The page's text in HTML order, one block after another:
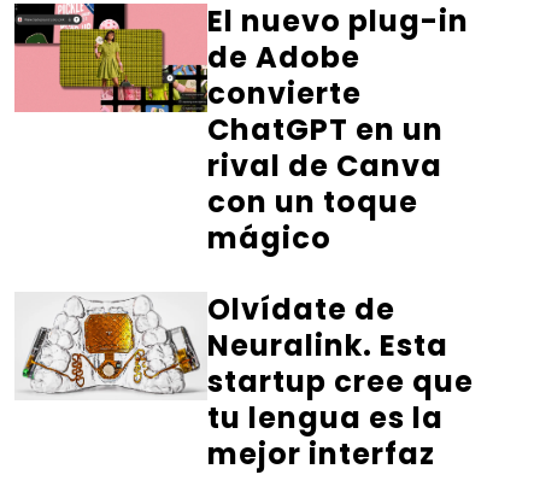
El nuevo plug-in
de Adobe
convierte
ChatGPT en un
rival de Canva
con un toque
mágico
Olvídate de
Neuralink. Esta
startup cree que
tu lengua es la
mejor interfaz